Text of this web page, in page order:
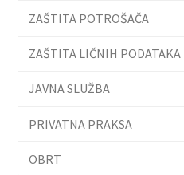
ZAŠTITA POTROŠAČA
ZAŠTITA LIČNIH PODATAKA
JAVNA SLUŽBA
PRIVATNA PRAKSA
OBRT